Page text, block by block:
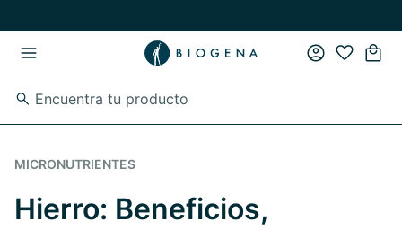
MICRONUTRIENTES
Hierro: Beneficios,